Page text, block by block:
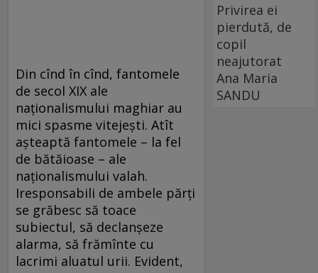
Din cînd în cînd, fantomele
de secol XIX ale
naționalismului maghiar au
mici spasme vitejești. Atît
așteaptă fantomele – la fel
de bătăioase – ale
naționalismului valah.
Iresponsabili de ambele părți
se grăbesc să toace
subiectul, să declanșeze
alarma, să frămînte cu
lacrimi aluatul urii. Evident,
Privirea ei
pierdută, de
copil
neajutorat
Ana Maria
SANDU